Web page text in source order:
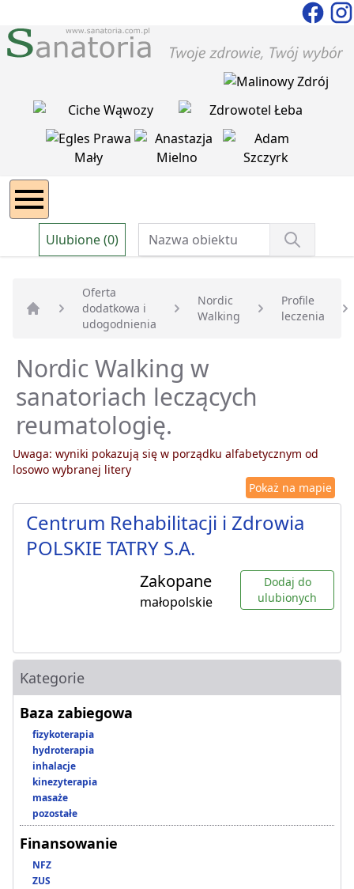
Ulubione (0)
Strona główna
Oferta
dodatkowa i
udogodnienia
Nordic
Walking
Profile
leczenia
Nordic Walking w
sanatoriach leczących
reumatologię.
Uwaga: wyniki pokazują się w porządku alfabetycznym od
losowo wybranej litery
Pokaż na mapie
Centrum Rehabilitacji i Zdrowia
POLSKIE TATRY S.A.
Zakopane
małopolskie
Dodaj do
ulubionych
Kategorie
Baza zabiegowa
fizykoterapia
hydroterapia
inhalacje
kinezyterapia
masaże
pozostałe
Finansowanie
NFZ
ZUS